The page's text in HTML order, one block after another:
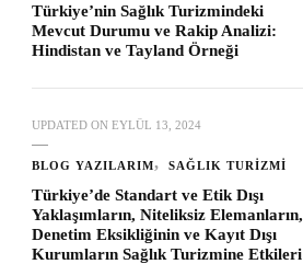
Türkiye’nin Sağlık Turizmindeki
Mevcut Durumu ve Rakip Analizi:
Hindistan ve Tayland Örneği
UPDATED ON EYLÜL 13, 2024
BLOG YAZILARIM SAĞLIK TURIZMI
Türkiye’de Standart ve Etik Dışı
Yaklaşımların, Niteliksiz Elemanların,
Denetim Eksikliğinin ve Kayıt Dışı
Kurumların Sağlık Turizmine Etkileri